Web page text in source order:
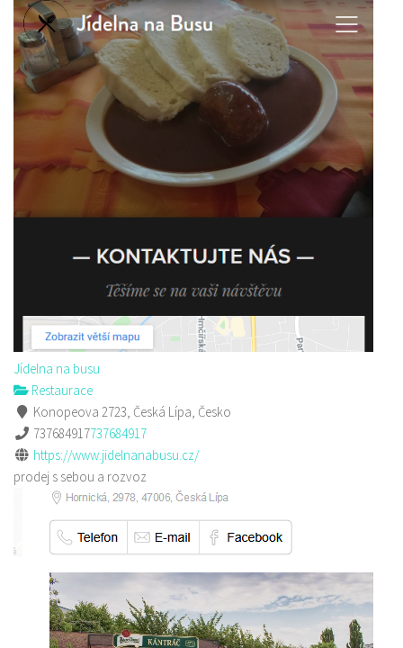
Jídelna na busu
Restaurace
Konopeova 2723, Česká Lípa, Česko
737684917737684917
https://www.jidelnanabusu.cz/
prodej s sebou a rozvoz